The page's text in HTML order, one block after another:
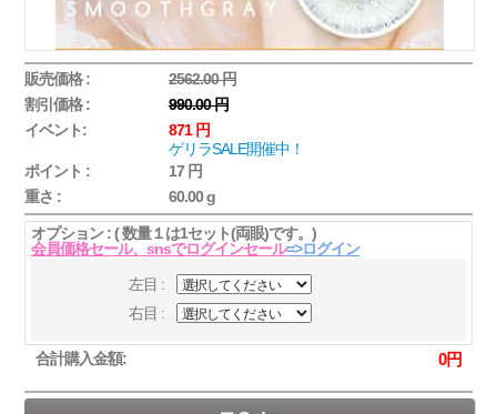
販売価格 :
2562.00 円
割引価格 :
990.00 円
イベント:
871 円
ゲリラSALE開催中！
ポイント :
17 円
重さ :
60.00 g
オプション : ( 数量１は1セット(両眼)です。)
会員価格セール、snsでログインセール=>ログイン
左目 :
右目 :
合計購入金額: 0円